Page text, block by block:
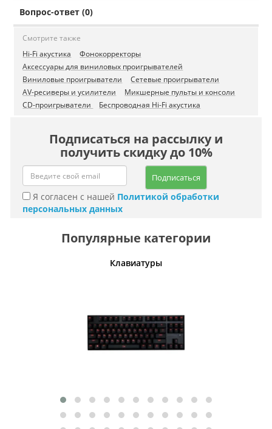
Вопрос-ответ (0)
Смотрите также
Hi-Fi акустика
Фонокорректоры
Аксессуары для виниловых проигрывателей
Виниловые проигрыватели
Сетевые проигрыватели
AV-ресиверы и усилители
Микшерные пульты и консоли
CD-проигрыватели
Беспроводная Hi-Fi акустика
Подписаться на рассылку и
получить скидку до 10%
Подписаться
Я согласен с нашей Политикой обработки
персональных данных
Популярные категории
Клавиатуры